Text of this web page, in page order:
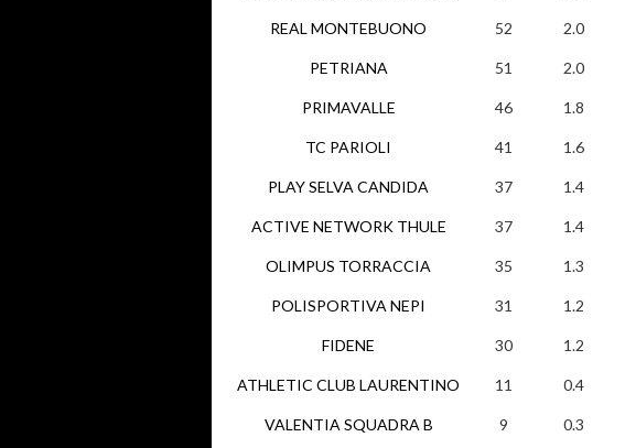
REAL MONTEBUONO
PETRIANA
PRIMAVALLE
TC PARIOLI
PLAY SELVA CANDIDA
ACTIVE NETWORK THULE
OLIMPUS TORRACCIA
POLISPORTIVA NEPI
FIDENE
ATHLETIC CLUB LAURENTINO
VALENTIA SQUADRA B
52 2.0
51 2.0
46 1.8
41 1.6
37 1.4
37 1.4
35 1.3
31 1.2
30 1.2
11 0.4
9 0.3